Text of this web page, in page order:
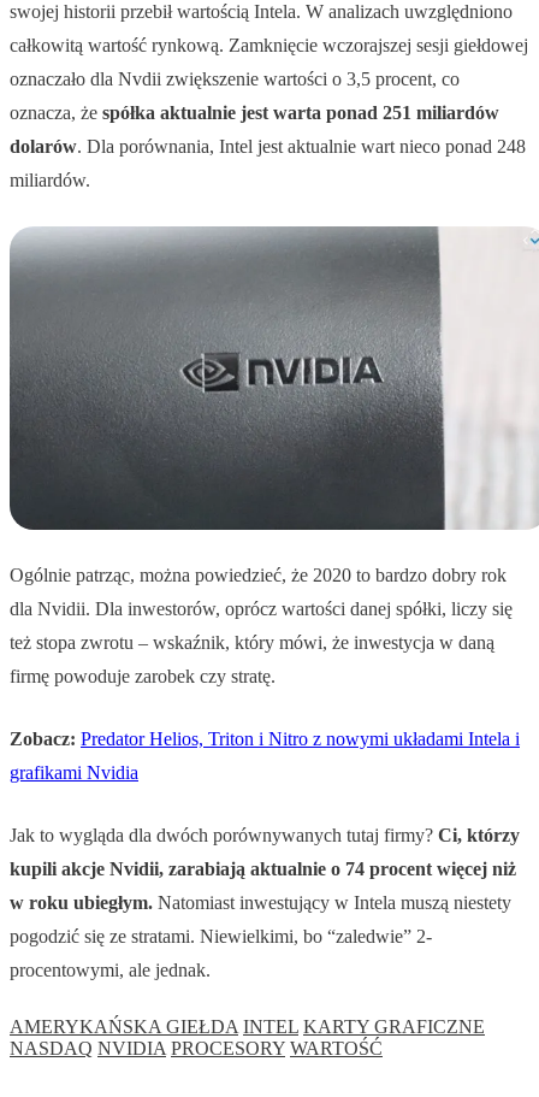
swojej historii przebił wartością Intela. W analizach uwzględniono
całkowitą wartość rynkową. Zamknięcie wczorajszej sesji giełdowej
oznaczało dla Nvdii zwiększenie wartości o 3,5 procent, co
oznacza, że spółka aktualnie jest warta ponad 251 miliardów
dolarów. Dla porównania, Intel jest aktualnie wart nieco ponad 248
miliardów.
Ogólnie patrząc, można powiedzieć, że 2020 to bardzo dobry rok
dla Nvidii. Dla inwestorów, oprócz wartości danej spółki, liczy się
też stopa zwrotu – wskaźnik, który mówi, że inwestycja w daną
firmę powoduje zarobek czy stratę.
Zobacz: Predator Helios, Triton i Nitro z nowymi układami Intela i
grafikami Nvidia
Jak to wygląda dla dwóch porównywanych tutaj firmy? Ci, którzy
kupili akcje Nvidii, zarabiają aktualnie o 74 procent więcej niż
w roku ubiegłym. Natomiast inwestujący w Intela muszą niestety
pogodzić się ze stratami. Niewielkimi, bo “zaledwie” 2-
procentowymi, ale jednak.
AMERYKAŃSKA GIEŁDA INTEL KARTY GRAFICZNE
NASDAQ NVIDIA PROCESORY WARTOŚĆ